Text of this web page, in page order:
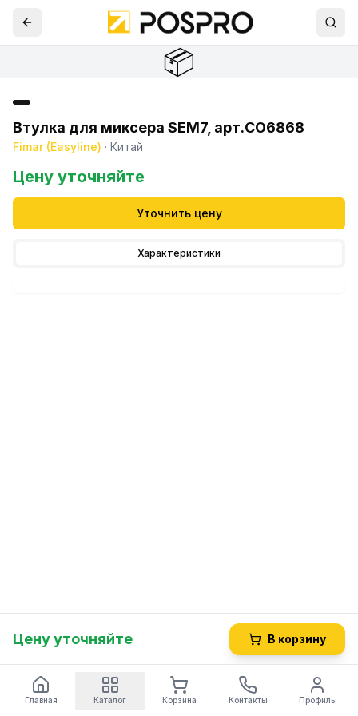
📦
Втулка для миксера SEM7, арт.CO6868
Fimar (Easyline) · Китай
Цену уточняйте
Уточнить цену
Характеристики
Цену уточняйте В корзину
Главная Каталог Корзина Контакты Профиль